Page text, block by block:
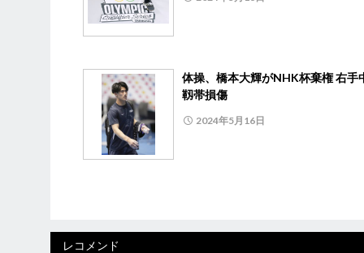
体操、橋本大輝がNHK杯棄権 右手
靱帯損傷
2024年5月16日
レコメンド